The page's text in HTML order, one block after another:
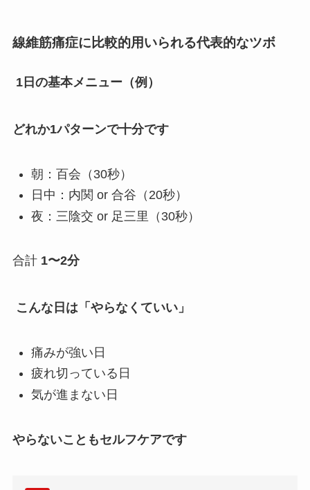
線維筋痛症に比較的用いられる代表的なツボ
1日の基本メニュー（例）
どれか1パターンで十分です
朝：百会（30秒）
日中：内関 or 合谷（20秒）
夜：三陰交 or 足三里（30秒）
合計 1〜2分
こんな日は「やらなくていい」
痛みが強い日
疲れ切っている日
気が進まない日
やらないこともセルフケアです